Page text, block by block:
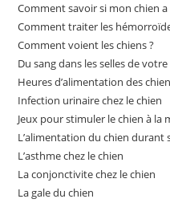
Comment savoir si mon chien
Comment traiter les
Comment voient les chiens ?
Du sang dans les selles de
Heures d’alimentation des
Infection urinaire chez le chien
Jeux pour stimuler le chien à la
L’alimentation du chien durant
L’asthme chez le chien
La conjonctivite chez le chien
La gale du chien